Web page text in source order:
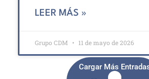
LEER MÁS »
Grupo CDM 11 de mayo de 2026
Cargar Más